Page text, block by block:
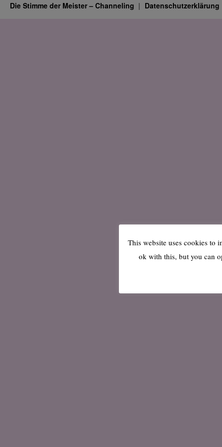
Die Stimme der Meister – Channeling Datenschutz­erklärung
This website uses cookies to
ok with this, but you can